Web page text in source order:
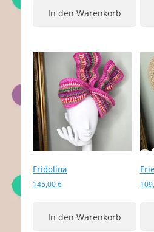
In den Warenkorb
Fridolina
145,00€
In den Warenkorb